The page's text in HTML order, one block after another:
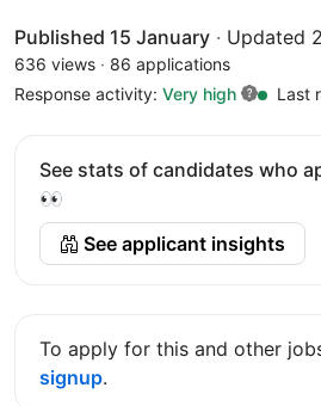
Published 15 January · Updated
636 views · 86 applications
Response activity: Very high Last
See stats of candidates who
👀
See applicant insights
To apply for this and other
signup.